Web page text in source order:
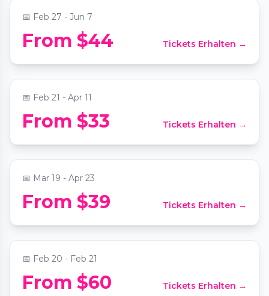
📅 Feb 27 - Jun 7
From $44 Tickets Erhalten →
Candlelight Koreatown: Coldplay &
Imagine Dragons
📍Immanuel Presbyterian Church
📅 Feb 21 - Apr 11
From $33 Tickets Erhalten →
The Jazz Room: A Journey to the Heart of
New Orleans
📍Historic Glendale Theater
📅 Mar 19 - Apr 23
From $39 Tickets Erhalten →
Candlelight: 90s Hip-Hop on Strings
📍The Biltmore Los Angeles
📅 Feb 20 - Feb 21
From $60 Tickets Erhalten →
Titanic: A Voyage Through Time